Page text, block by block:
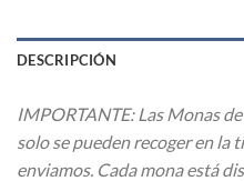
DESCRIPCIÓN
IMPORTANTE: Las Monas
solo se pueden recoger en la
enviamos. Cada mona está